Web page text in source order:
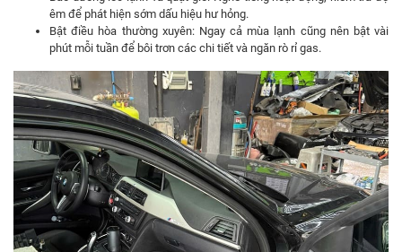
êm để phát hiện sớm dấu hiệu hư hỏng.
Bật điều hòa thường xuyên: Ngay cả mùa lạnh cũng nên bật vài
phút mỗi tuần để bôi trơn các chi tiết và ngăn rò rỉ gas.